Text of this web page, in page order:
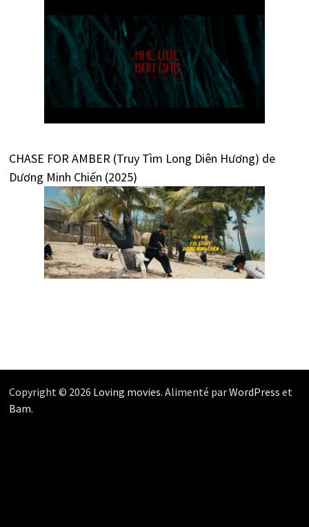
CHASE FOR AMBER (Truy Tìm Long Diên Hương) de
Dương Minh Chiến (2025)
Copyright © 2026 Loving movies. Alimenté parWordPress et
Bam.